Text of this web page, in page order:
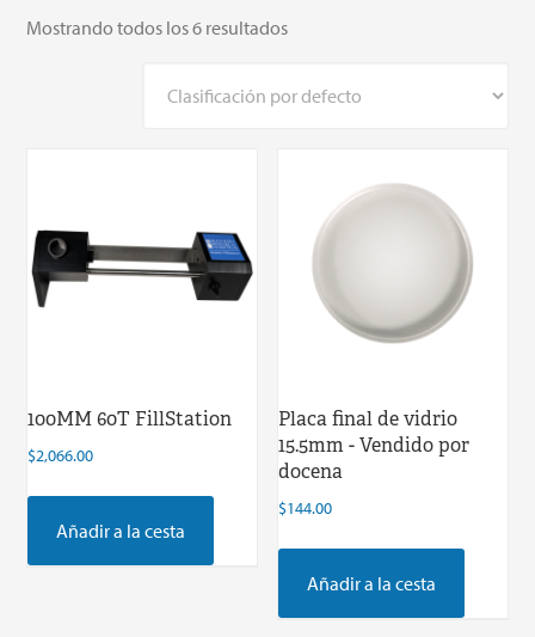
Mostrando todos los 6 resultados
100MM 60T FillStation
$2,066.00
Añadir a la cesta
Placa final de vidrio
15.5mm - Vendido por
docena
$144.00
Añadir a la cesta